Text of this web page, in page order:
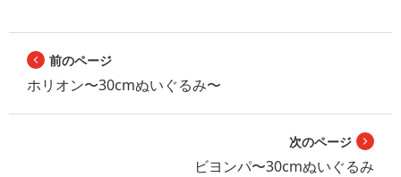
前のページ
ホリオン〜30cmぬいぐるみ〜
次のページ
ビヨンパ〜30cmぬいぐるみ